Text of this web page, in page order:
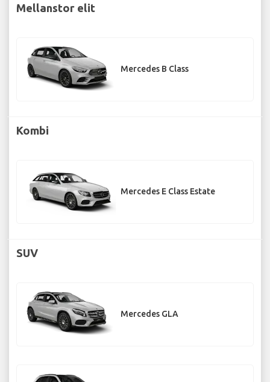
Mellanstor elit
Mercedes B Class
Kombi
Mercedes E Class Estate
SUV
Mercedes GLA